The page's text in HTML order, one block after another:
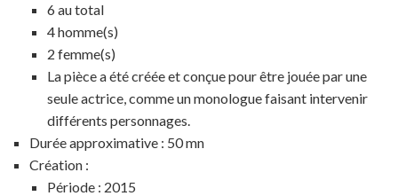
6 au total
4 homme(s)
2 femme(s)
La pièce a été créée et conçue pour être jouée par une
seule actrice, comme un monologue faisant intervenir
différents personnages.
Durée approximative : 50 mn
Création :
Période : 2015